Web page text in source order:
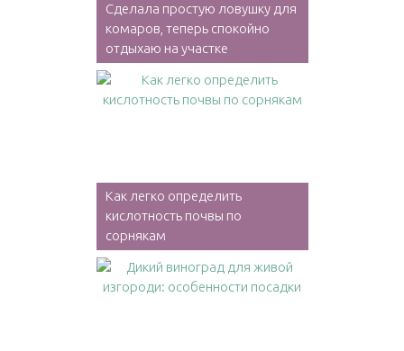
Сделала простую ловушку для
комаров, теперь спокойно
отдыхаю на участке
Как легко определить
кислотность почвы по
сорнякам